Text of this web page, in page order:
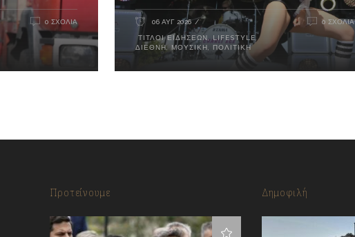
0 ΣΧΌΛΙΑ 06 ΑΥΓ 2026
ΤΊΤΛΟΙ ΕΙΔΉΣΕΩΝ LIFESTYLE
ΔΙΕΘΝΉ, ΜΟΥΣΙΚΉ ΠΟΛΙΤΙΚΉ
0 ΣΧΌΛΙΑ
Προτείνουμε Δημοφιλή